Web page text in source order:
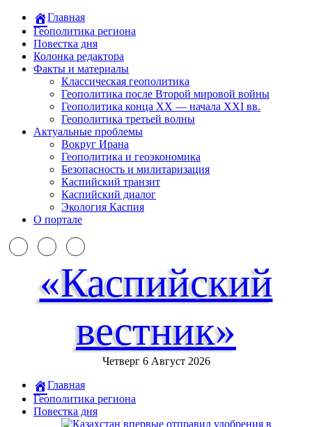
Главная
Геополитика региона
Повестка дня
Колонка редактора
Факты и материалы
Классическая геополитика
Геополитика после Второй мировой войны
Геополитика конца XX — начала XXI вв.
Геополитика третьей волны
Актуальные проблемы
Вокруг Ирана
Геополитика и геоэкономика
Безопасность и милитаризация
Каспийский транзит
Каспийский диалог
Экология Каспия
О портале
«Каспийский
вестник»
Четверг 6 Август 2026
Главная
Геополитика региона
Повестка дня